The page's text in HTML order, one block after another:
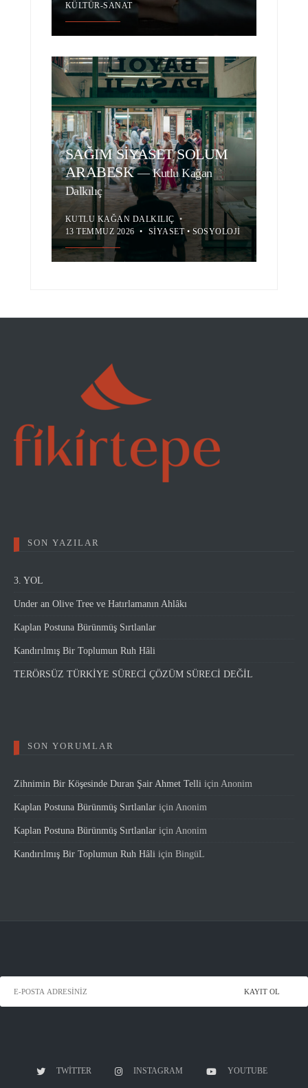
KÜLTÜR-SANAT
SAĞIM SİYASET SOLUM
ARABESK—Kutlu Kağan
Dalkılıç
KUTLU KAĞAN DALKILIÇ •
13 TEMMUZ 2026 • SIYASET• SOSYOLOJI
SON YAZILAR
3. YOL
Under an Olive Tree ve Hatırlamanın Ahlâkı
Kaplan Postuna Bürünmüş Sırtlanlar
Kandırılmış Bir Toplumun Ruh Hâli
TERÖRSÜZ TÜRKİYE SÜRECİ ÇÖZÜM SÜRECİ DEĞİL
SON YORUMLAR
Zihnimin Bir Köşesinde Duran Şair Ahmet Telli içinAnonim
Kaplan Postuna Bürünmüş Sırtlanlar içinAnonim
Kaplan Postuna Bürünmüş Sırtlanlar içinAnonim
Kandırılmış Bir Toplumun Ruh Hâli için BingüL
TWITTER INSTAGRAM YOUTUBE